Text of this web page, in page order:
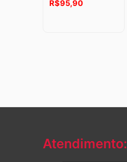
R$95,90
Atendimento: